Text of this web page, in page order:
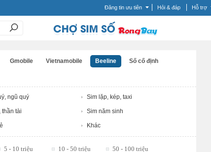
Đăng tin ưu tiên Hỏi & đáp Hỗ trợ
Gmobile Vietnamobile Beeline Số cố định
ngũ quý Sim lặp, kép, taxi
thần tài Sim năm sinh
Khác
5 - 10 triệu 10 - 50 triệu
50 - 100 triệu